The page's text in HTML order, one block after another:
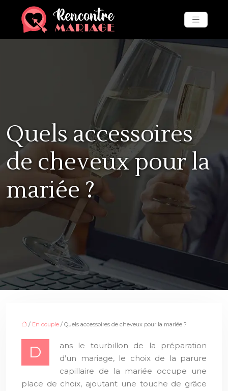
Quels accessoires
de cheveux pour la
mariée ?
/ En couple / Quels accessoires de cheveux pour la mariée ?
D
ans le tourbillon de la préparation
d’un mariage, le choix de la parure
capillaire de la mariée occupe une
place de choix, ajoutant une touche de grâce